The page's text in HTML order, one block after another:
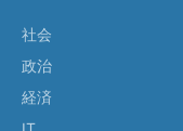
社会
政治
経済